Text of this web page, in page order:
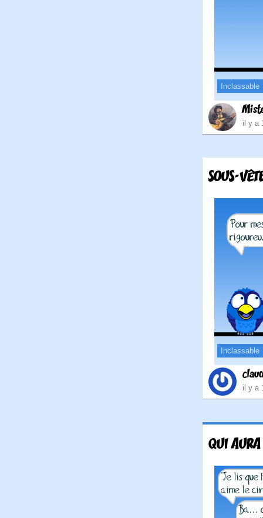
Inclassable
il y a
SOUS-
Inclassable
il y a
QUI